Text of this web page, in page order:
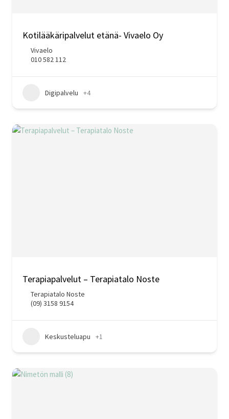
Kotilääkäripalvelut etänä- Vivaelo Oy
Vivaelo
010 582 112
Digipalvelu +4
Terapiapalvelut – Terapiatalo Noste
Terapiatalo Noste
(09) 3158 9154
Keskusteluapu +1